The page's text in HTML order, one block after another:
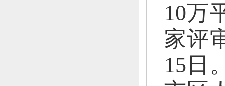
10万
家评
15日